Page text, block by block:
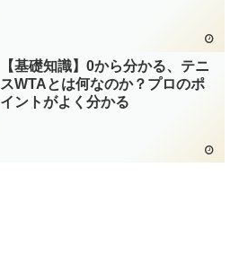
【基礎知識】0から分かる、テニ
スWTAとは何なのか？プロのポ
イントがよく分かる